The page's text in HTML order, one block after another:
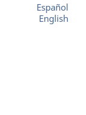
Español
English